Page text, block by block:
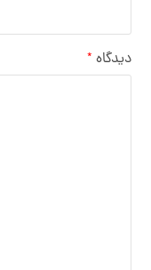
دیدگاه *